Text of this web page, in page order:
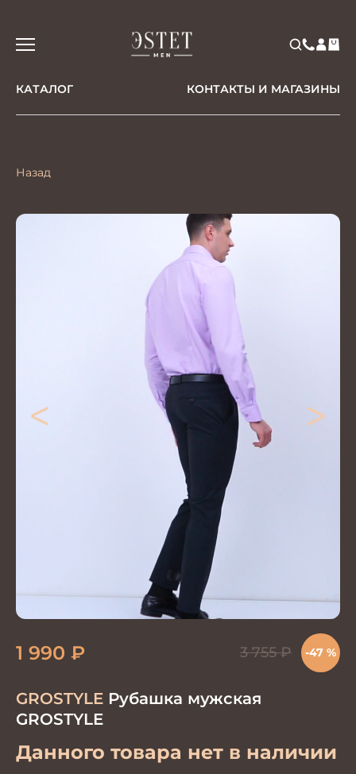
КАТАЛОГ КОНТАКТЫ И МАГАЗИНЫ
Назад
< >
GROSTYLE Рубашка мужская
GROSTYLE
Данного товара нет в наличии
1 990 ₽ 3 755₽ -47 %